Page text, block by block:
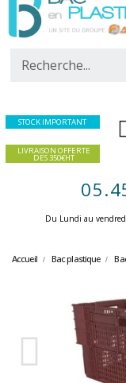
STOCK IMPORTANT
LIVRAISON OFFERTE
DES 350€HT
Du Lundi au
Accueil Bac plastique